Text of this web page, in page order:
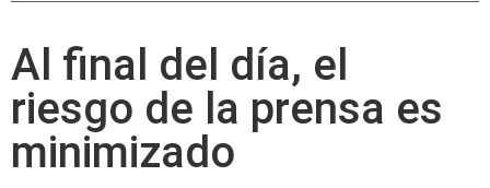
Al final del día, el
riesgo de la prensa es
minimizado